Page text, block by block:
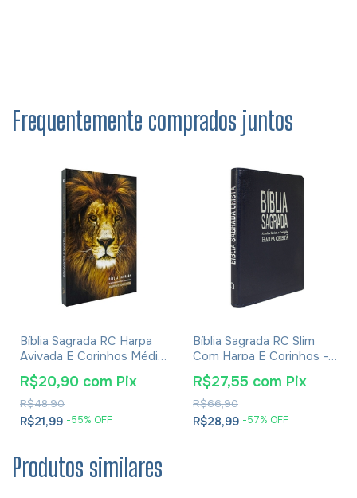
Frequentemente comprados juntos
Bíblia Sagrada RC Harpa
Avivada E Corinhos Média
Capa Dura Leão Glória
R$21,99 -55% OFF
R$48,90
R$20,90 com Pix
Bíblia Sagrada RC Slim
Com Harpa E Corinhos -
Capa Luxo Azul
R$28,99 -57% OFF
R$66,90
R$27,55 com Pix
Produtos similares